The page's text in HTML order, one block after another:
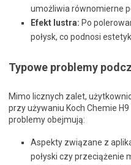
umożliwia równomierne
Efekt lustra: Po
połysk, co podnosi
Typowe problemy
Mimo licznych zalet,
przy używaniu Koch Chemie
problemy obejmują:
Aspekty związane z
połyski czy przeciążenie